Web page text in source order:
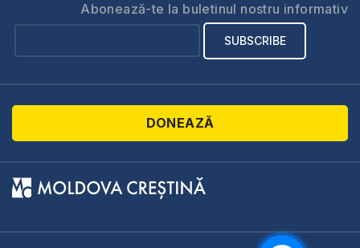
Abonează-te la buletinul nostru informativ
DONEAZĂ